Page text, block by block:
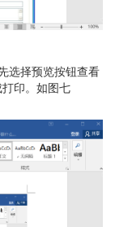
选择预览按钮查看
印。如图七